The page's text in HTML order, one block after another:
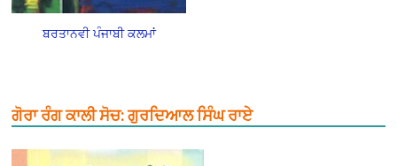
ਬਰਤਾਨਵੀ ਪੰਜਾਬੀ ਕਲਮਾਂ
ਗੋਰਾ ਰੰਗ ਕਾਲੀ ਸੋਚ: ਗੁਰਦਿਆਲ ਸਿੰਘ ਰਾਏ